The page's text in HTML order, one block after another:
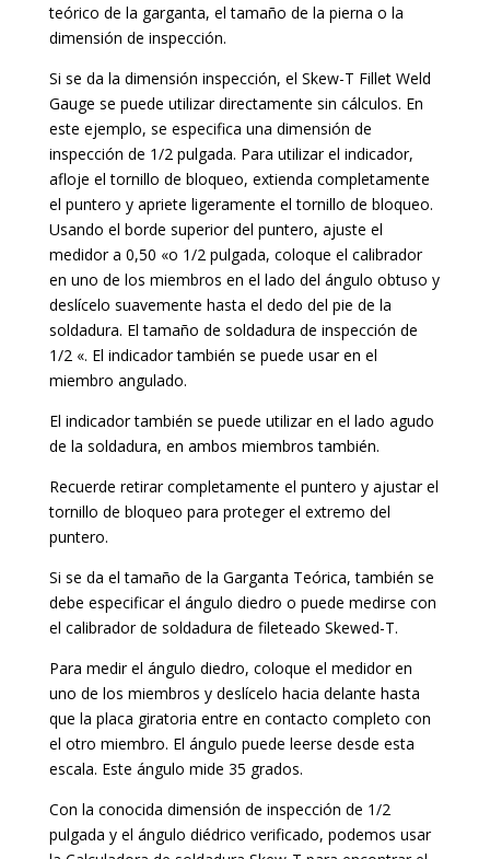
teórico de la garganta, el tamaño de la pierna o la
dimensión de inspección.
Si se da la dimensión inspección, el Skew-T Fillet Weld
Gauge se puede utilizar directamente sin cálculos. En
este ejemplo, se especifica una dimensión de
inspección de 1/2 pulgada. Para utilizar el indicador,
afloje el tornillo de bloqueo, extienda completamente
el puntero y apriete ligeramente el tornillo de bloqueo.
Usando el borde superior del puntero, ajuste el
medidor a 0,50 «o 1/2 pulgada, coloque el calibrador
en uno de los miembros en el lado del ángulo obtuso y
deslícelo suavemente hasta el dedo del pie de la
soldadura. El tamaño de soldadura de inspección de
1/2 «. El indicador también se puede usar en el
miembro angulado.
El indicador también se puede utilizar en el lado agudo
de la soldadura, en ambos miembros también.
Recuerde retirar completamente el puntero y ajustar el
tornillo de bloqueo para proteger el extremo del
puntero.
Si se da el tamaño de la Garganta Teórica, también se
debe especificar el ángulo diedro o puede medirse con
el calibrador de soldadura de fileteado Skewed-T.
Para medir el ángulo diedro, coloque el medidor en
uno de los miembros y deslícelo hacia delante hasta
que la placa giratoria entre en contacto completo con
el otro miembro. El ángulo puede leerse desde esta
escala. Este ángulo mide 35 grados.
Con la conocida dimensión de inspección de 1/2
pulgada y el ángulo diédrico verificado, podemos usar